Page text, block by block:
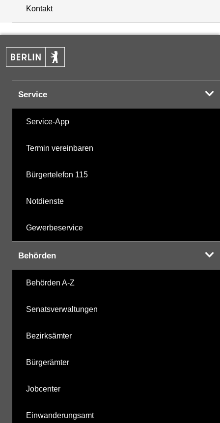
+
−
Kontakt
Service
Service-App
Termin vereinbaren
Bürgertelefon 115
Notdienste
Gewerbeservice
Behörden
Behörden A-Z
Senatsverwaltungen
Bezirksämter
Bürgerämter
Jobcenter
Einwanderungsamt